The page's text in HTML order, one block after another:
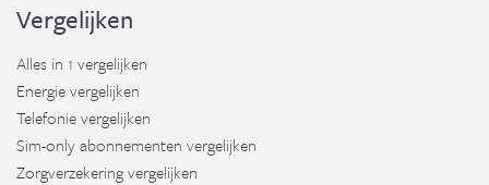
Vergelijken
Alles in 1 vergelijken
Energie vergelijken
Telefonie vergelijken
Sim-only abonnementen vergelijken
Zorgverzekering vergelijken